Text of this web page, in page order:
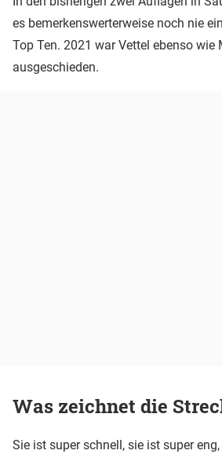
es bemerkenswerterweise noch nie
Top Ten. 2021 war Vettel ebenso wie
ausgeschieden.
Was zeichnet die
Sie ist super schnell, sie ist super